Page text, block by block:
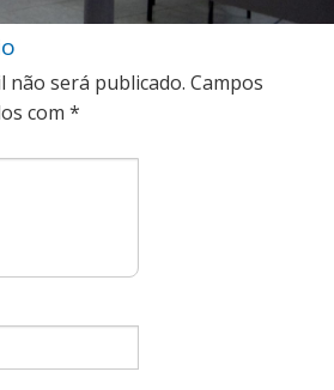
não será publicado. Campos
com *